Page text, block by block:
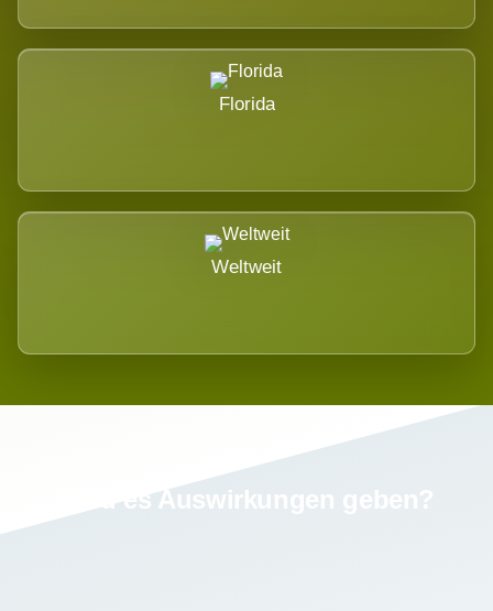
Florida
Weltweit
Wird es Auswirkungen geben?